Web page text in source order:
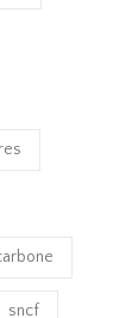
sncf